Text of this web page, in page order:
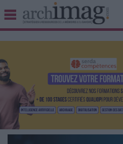
BIBLIOTHÈQUE ÉDITION
UNIVERS DATA
TRAVAIL COLLABORATIF
VIE NUMÉRIQUE
NUMÉRIQUE RESPONSABLE